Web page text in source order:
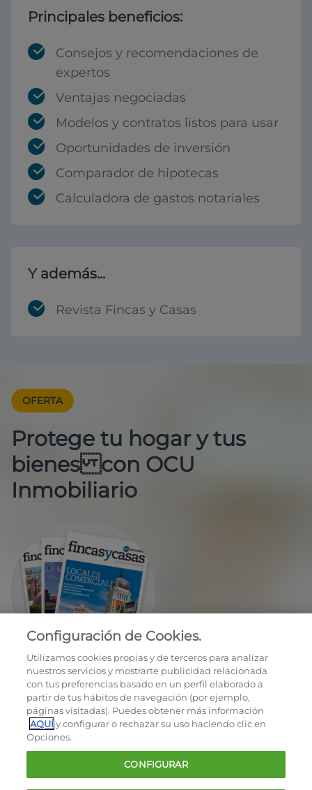
Principales beneficios:
Consejos y recomendaciones de
expertos
Ventajas negociadas
Modelos y contratos listos para usar
Oportunidades de inversión
Comparador de hipotecas
Calculadora de gastos notariales
Y además...
Revista Fincas y Casas
OFERTA
Protege tu hogar y tus
bienes con OCU
Inmobiliario
EN REGALO LA REVISTA BIMESTRAL
OCU © 2026
Cookies
Configuración de Cookies.
Utilizamos cookies propias y de terceros para analizar
nuestros servicios y mostrarte publicidad relacionada
con tus preferencias basado en un perfil elaborado a
partir de tus hábitos de navegación (por ejemplo,
páginas visitadas). Puedes obtener más información
AQUÍy configurar o rechazar su uso haciendo clic en
Opciones.
CONFIGURAR